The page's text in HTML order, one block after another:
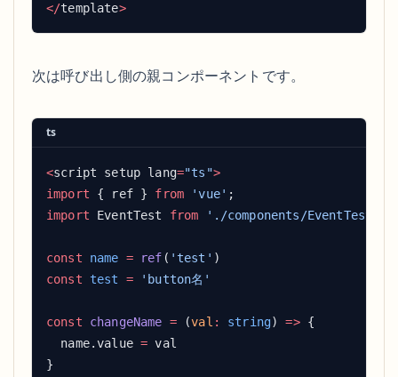
</template >
次は呼び出し側の親コンポーネントです。
ts
<script setup lang="ts" >
import { ref } from 'vue'
import EventTest from
const name = ref ( 'test'
const test =
const changeName = (val : string) =>
  name.value
=